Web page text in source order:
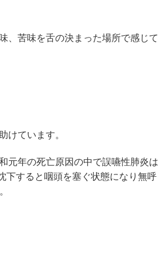
、苦味を舌の決まった場所で感じて
けています。
元年の死亡原因の中で誤嚥性肺炎は
下すると咽頭を塞ぐ状態になり無呼